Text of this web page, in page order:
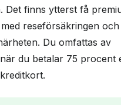
Det finns ytterst få
reseförsäkringen
Du omfattas av
du betalar 75 procent